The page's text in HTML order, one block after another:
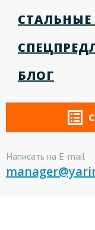
СТАЛЬНЫЕ
БЛОГ
Написать на E-mail